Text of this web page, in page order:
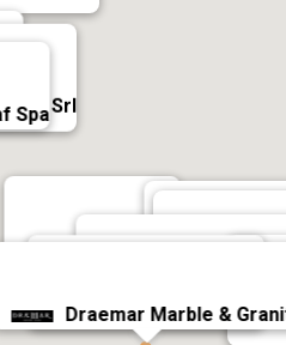
Srl
MARMONIL
Al Mulhem Marble
Draemar Marble &
Spa